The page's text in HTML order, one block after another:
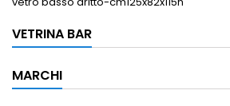
VETRINA BAR
MARCHI